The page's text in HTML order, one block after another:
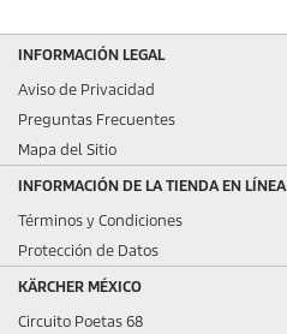
INFORMACIÓN LEGAL
Aviso de Privacidad
Preguntas Frecuentes
Mapa del Sitio
INFORMACIÓN DE LA TIENDA EN LÍNEA
Términos y Condiciones
Protección de Datos
KÄRCHER MÉXICO
Circuito Poetas 68